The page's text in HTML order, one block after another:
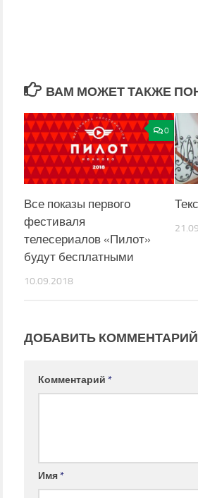
ВАМ МОЖЕТ ТАКЖЕ
0
Все показы первого
фестиваля
телесериалов «Пилот»
будут бесплатными
10.09.2018
ДОБАВИТЬ КОММЕНТАРИЙ
Комментарий *
Имя*